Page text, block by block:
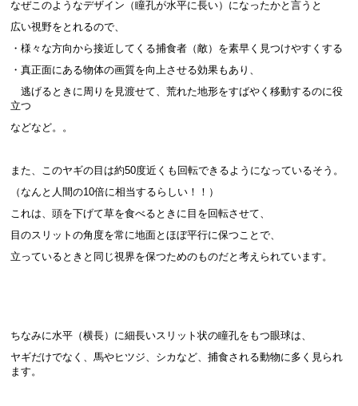
なぜこのようなデザイン（瞳孔が水平に長い）になったかと言うと
広い視野をとれるので、
・様々な方向から接近してくる捕食者（敵）を素早く見つけやすくする
・真正面にある物体の画質を向上させる効果もあり、
逃げるときに周りを見渡せて、荒れた地形をすばやく移動するのに役
立つ
などなど。。
また、このヤギの目は約50度近くも回転できるようになっているそう。
（なんと人間の10倍に相当するらしい！！）
これは、頭を下げて草を食べるときに目を回転させて、
目のスリットの角度を常に地面とほぼ平行に保つことで、
立っているときと同じ視界を保つためのものだと考えられています。
ちなみに水平（横長）に細長いスリット状の瞳孔をもつ眼球は、
ヤギだけでなく、馬やヒツジ、シカなど、捕食される動物に多く見られ
ます。